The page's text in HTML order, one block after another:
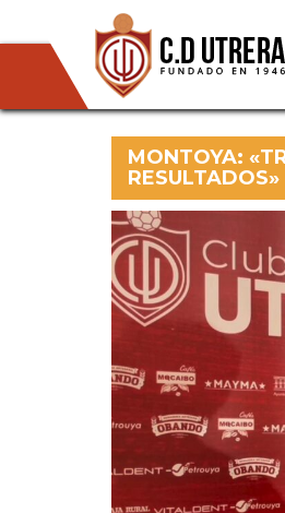
MONTOYA:
RESULTADOS»